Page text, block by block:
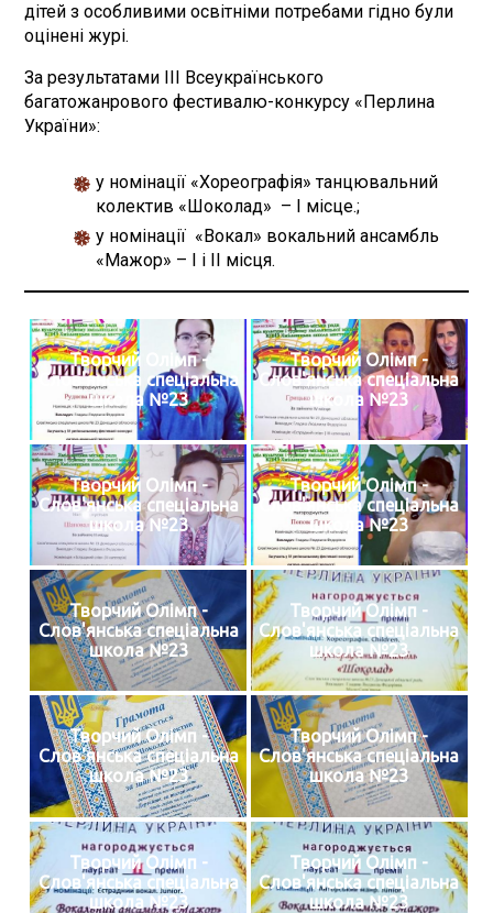
дітей з особливими освітніми потребами гідно були
оцінені журі.
За результатами ІІІ Всеукраїнського
багатожанрового фестивалю-конкурсу «Перлина
України»:
у номінації «Хореографія» танцювальний
колектив «Шоколад» – І місце.;
у номінації «Вокал» вокальний ансамбль
«Мажор» – І і ІІ місця.
Творчий Олімп -
Слов'янська спеціальна
школа №23
Творчий Олімп -
Слов'янська спеціальна
школа №23
Творчий Олімп -
Слов'янська спеціальна
школа №23
Творчий Олімп -
Слов'янська спеціальна
школа №23
Творчий Олімп -
Слов'янська спеціальна
школа №23
Творчий Олімп -
Слов'янська спеціальна
школа №23
Творчий Олімп -
Слов'янська спеціальна
школа №23
Творчий Олімп -
Слов'янська спеціальна
школа №23
Творчий Олімп -
Слов'янська спеціальна
школа №23
Творчий Олімп -
Слов'янська спеціальна
школа №23